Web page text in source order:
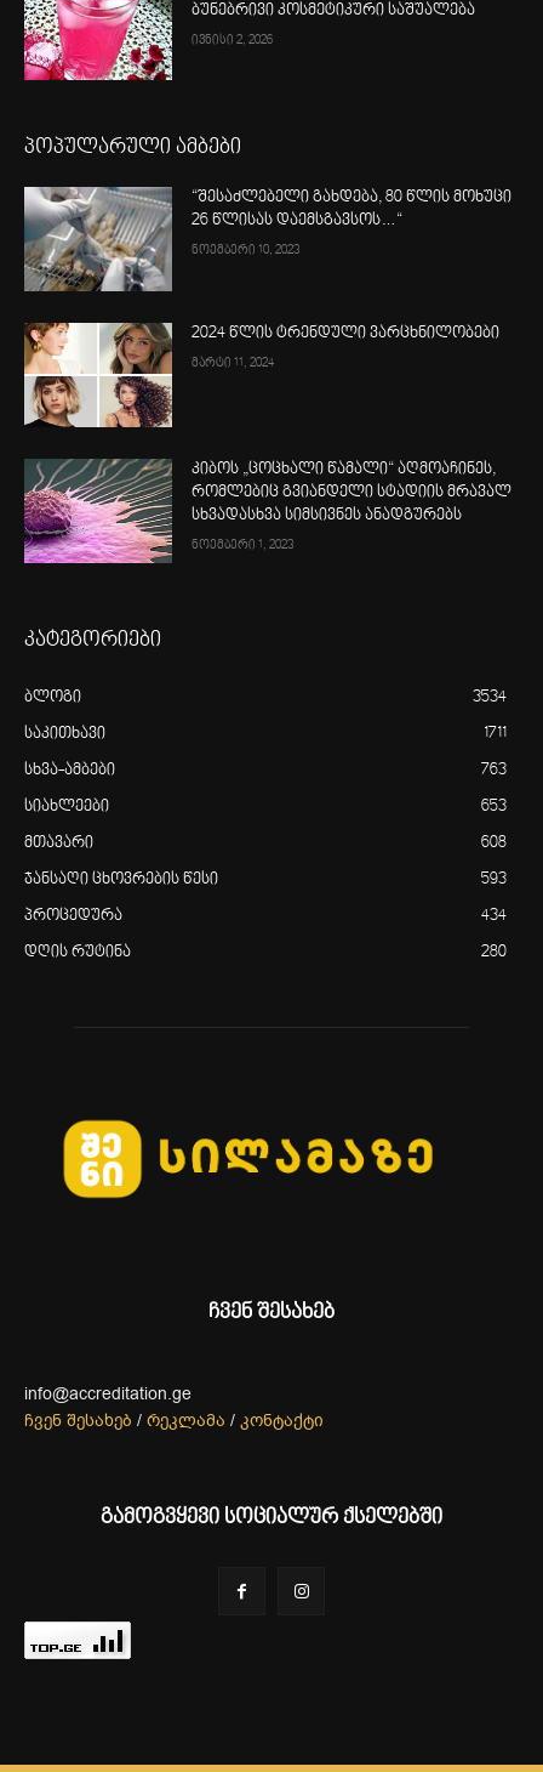
ბუნებრივი კოსმეტიკური საშუალება
ივნისი 2, 2026
პოპულარული ამბები
“შესაძლებელი გახდება, 80 წლის მოხუცი
26 წლისას დაემსგავსოს…“
ნოემბერი 10, 2023
2024 წლის ტრენდული ვარცხნილობები
მარტი 11, 2024
კიბოს „ცოცხალი წამალი“ აღმოაჩინეს,
რომლებიც გვიანდელი სტადიის მრავალ
სხვადასხვა სიმსივნეს ანადგურებს
ნოემბერი 1, 2023
კატეგორიები
ბლოგი 3534
საკითხავი 1711
სხვა-ამბები 763
სიახლეები 653
მთავარი 608
ჯანსაღი ცხოვრების წესი 593
პროცედურა 434
დღის რუტინა 280
ჩვენ შესახებ
info@accreditation.ge
ჩვენ შესახებ / რეკლამა / კონტაქტი
გამოგვყევი სოციალურ ქსელებში